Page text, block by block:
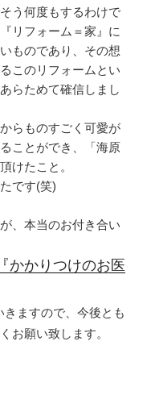
う何度もするわけで
リフォーム＝家』に
ものであり、その想
このリフォームとい
らためて確信しまし
らものすごく可愛が
ことができ、「海原
けたこと。
です(笑)
、本当のお付き合い
かかりつけのお医
きますので、今後とも
お願い致します。